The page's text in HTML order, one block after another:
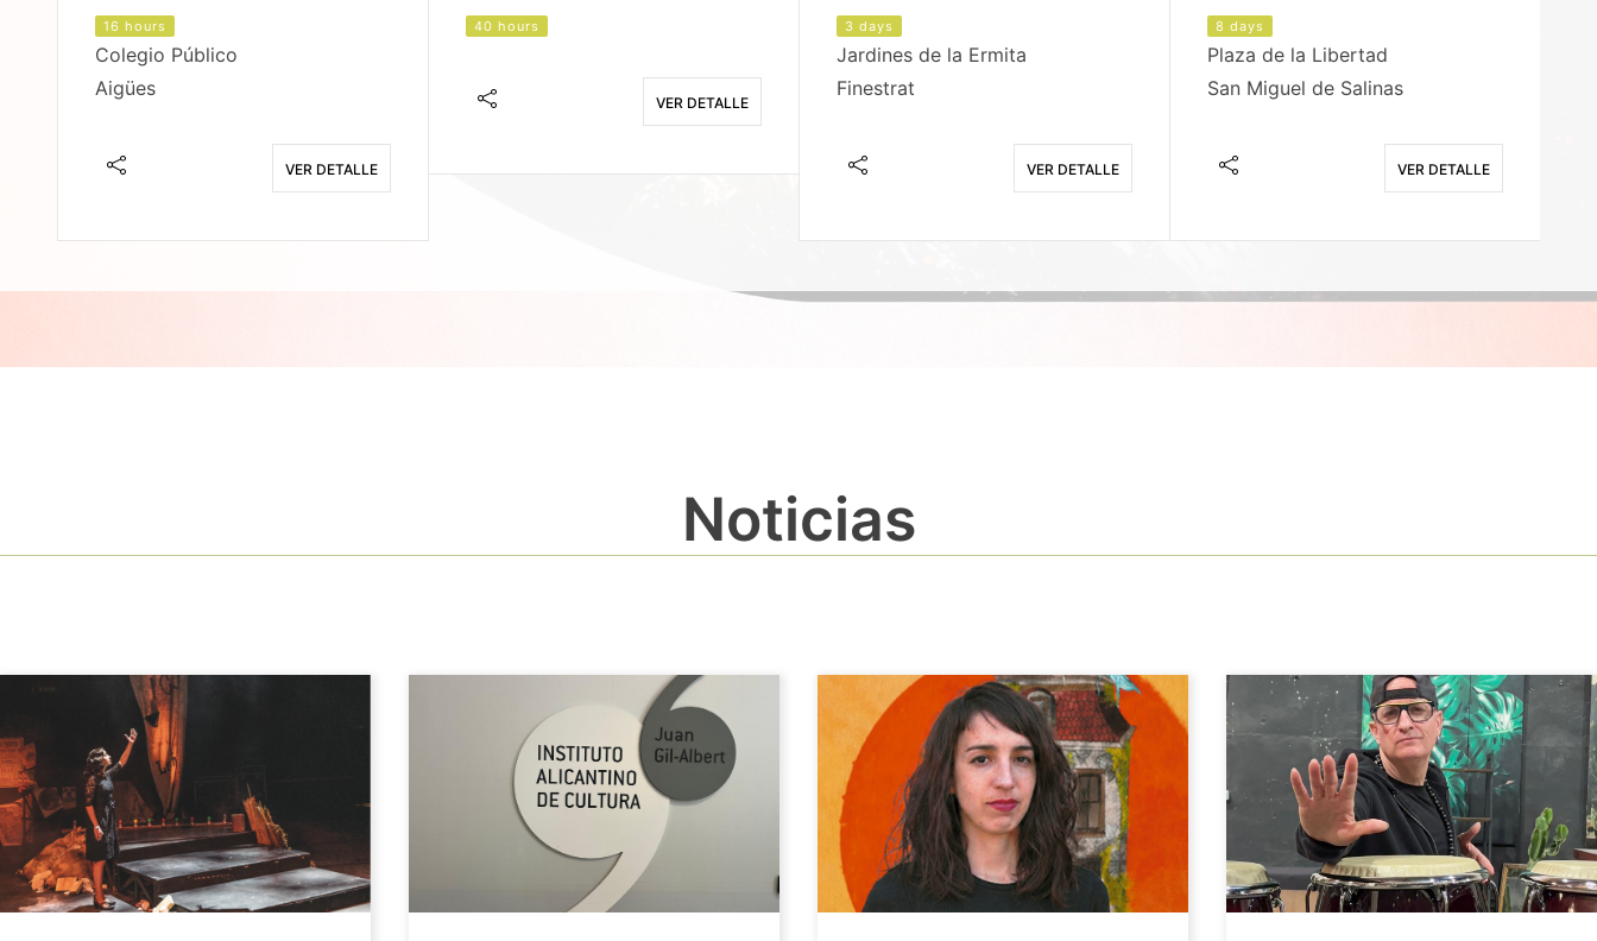
16 hours
Colegio Público
Aigües
VER DETALLE
40 hours
VER DETALLE
3 days
Jardines de la Ermita
Finestrat
VER DETALLE
8 days
Plaza de la Libertad
San Miguel de Salinas
VER DETALLE
Noticias